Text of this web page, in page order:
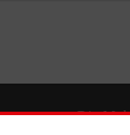
Die